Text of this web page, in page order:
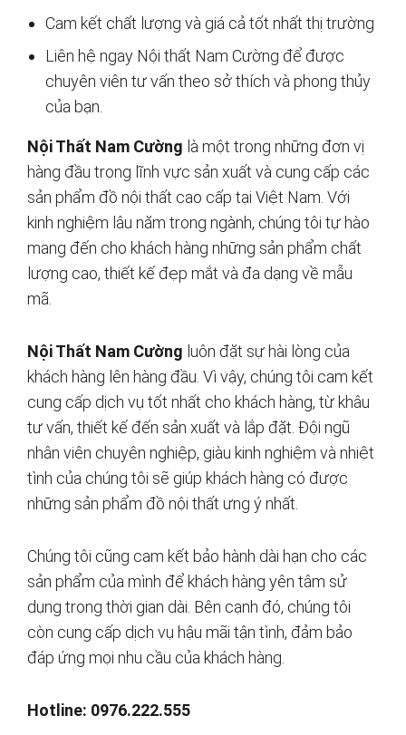
Cam kết chất lượng và giá cả tốt nhất thị trường
Liên hệ ngay Nội thất Nam Cường để được
chuyên viên tư vấn theo sở thích và phong thủy
của bạn.
Nội Thất Nam Cường là một trong những đơn vị
hàng đầu trong lĩnh vực sản xuất và cung cấp các
sản phẩm đồ nội thất cao cấp tại Việt Nam. Với
kinh nghiệm lâu năm trong ngành, chúng tôi tự hào
mang đến cho khách hàng những sản phẩm chất
lượng cao, thiết kế đẹp mắt và đa dạng về mẫu
mã.
Nội Thất Nam Cường luôn đặt sự hài lòng của
khách hàng lên hàng đầu. Vì vậy, chúng tôi cam kết
cung cấp dịch vụ tốt nhất cho khách hàng, từ khâu
tư vấn, thiết kế đến sản xuất và lắp đặt. Đội ngũ
nhân viên chuyên nghiệp, giàu kinh nghiệm và nhiệt
tình của chúng tôi sẽ giúp khách hàng có được
những sản phẩm đồ nội thất ưng ý nhất.
Chúng tôi cũng cam kết bảo hành dài hạn cho các
sản phẩm của mình để khách hàng yên tâm sử
dụng trong thời gian dài. Bên cạnh đó, chúng tôi
còn cung cấp dịch vụ hậu mãi tận tình, đảm bảo
đáp ứng mọi nhu cầu của khách hàng.
Hotline: 0976.222.555